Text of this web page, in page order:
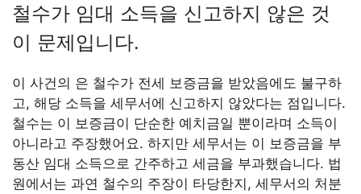
철수가 임대 소득을 신고하지 않은 것
이 문제입니다.
이 사건의 은 철수가 전세 보증금을 받았음에도 불구하
고, 해당 소득을 세무서에 신고하지 않았다는 점입니다.
철수는 이 보증금이 단순한 예치금일 뿐이라며 소득이
아니라고 주장했어요. 하지만 세무서는 이 보증금을 부
동산 임대 소득으로 간주하고 세금을 부과했습니다. 법
원에서는 과연 철수의 주장이 타당한지, 세무서의 처분